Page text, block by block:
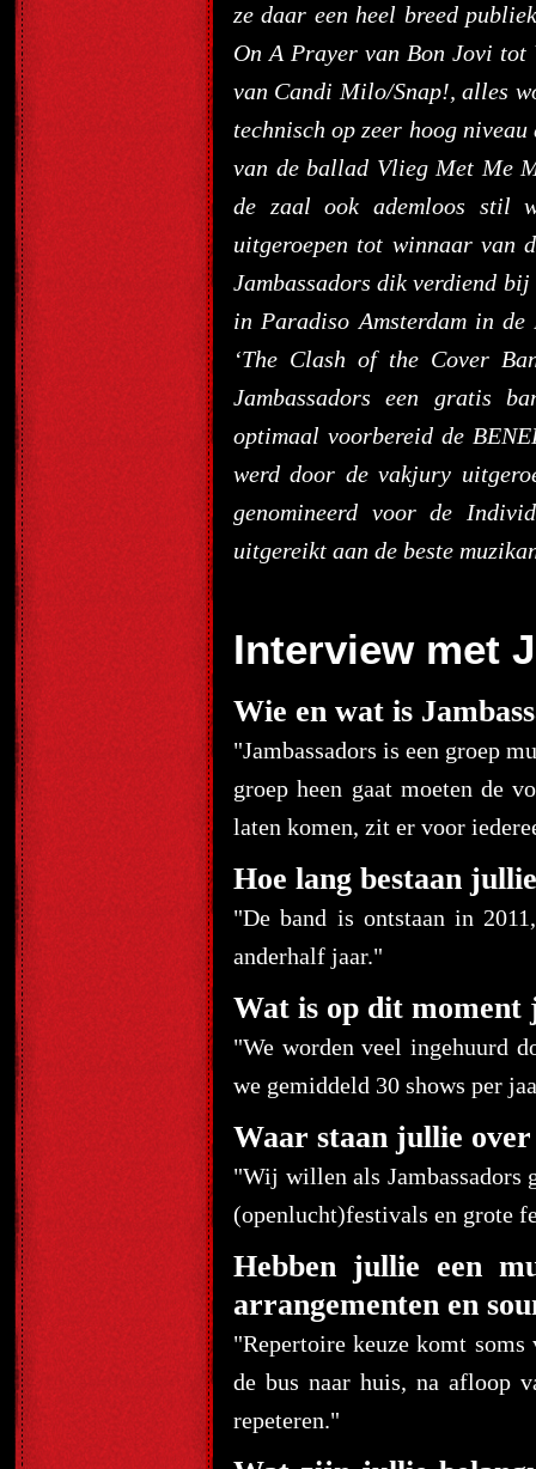
ze daar een heel breed
On A Prayer van Bon Jovi tot
van Candi Milo/Snap!, alles
technisch op zeer hoog
van de ballad Vlieg Met Me
de zaal ook ademloos stil
uitgeroepen tot winnaar van
Jambassadors dik verdiend
in Paradiso Amsterdam in
‘The Clash of the Cover
Jambassadors een gratis
optimaal voorbereid de
werd door de vakjury
genomineerd voor de
uitgereikt aan de beste
Interview met
Wie en wat is
"Jambassadors is een groep
groep heen gaat moeten de
laten komen, zit er voor
Hoe lang bestaan
"De band is ontstaan in
anderhalf jaar."
Wat is op dit moment
"We worden veel ingehuurd
we gemiddeld 30 shows per
Waar staan jullie
"Wij willen als Jambassadors
(openlucht)festivals en grote
Hebben jullie een
arrangementen en
"Repertoire keuze komt
de bus naar huis, na afloop
repeteren."